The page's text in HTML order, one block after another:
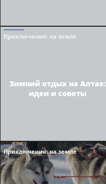
Приключения: на земле
Зимний отдых на Алтае:
идеи и советы
Приключения: на земле